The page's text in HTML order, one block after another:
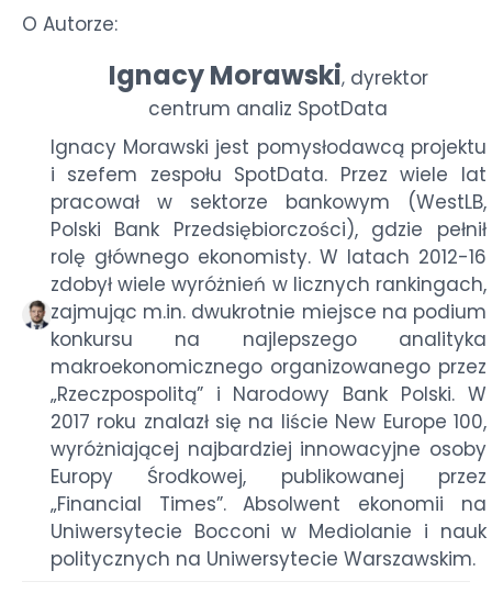
O Autorze:
Ignacy Morawski,dyrektor
centrum analiz SpotData
Ignacy Morawski jest pomysłodawcą projektu
i szefem zespołu SpotData. Przez wiele lat
pracował w sektorze bankowym (WestLB,
Polski Bank Przedsiębiorczości), gdzie pełnił
rolę głównego ekonomisty. W latach 2012-16
zdobył wiele wyróżnień w licznych rankingach,
zajmując m.in. dwukrotnie miejsce na podium
konkursu na najlepszego analityka
makroekonomicznego organizowanego przez
„Rzeczpospolitą” i Narodowy Bank Polski. W
2017 roku znalazł się na liście New Europe 100,
wyróżniającej najbardziej innowacyjne osoby
Europy Środkowej, publikowanej przez
„Financial Times”. Absolwent ekonomii na
Uniwersytecie Bocconi w Mediolanie i nauk
politycznych na Uniwersytecie Warszawskim.